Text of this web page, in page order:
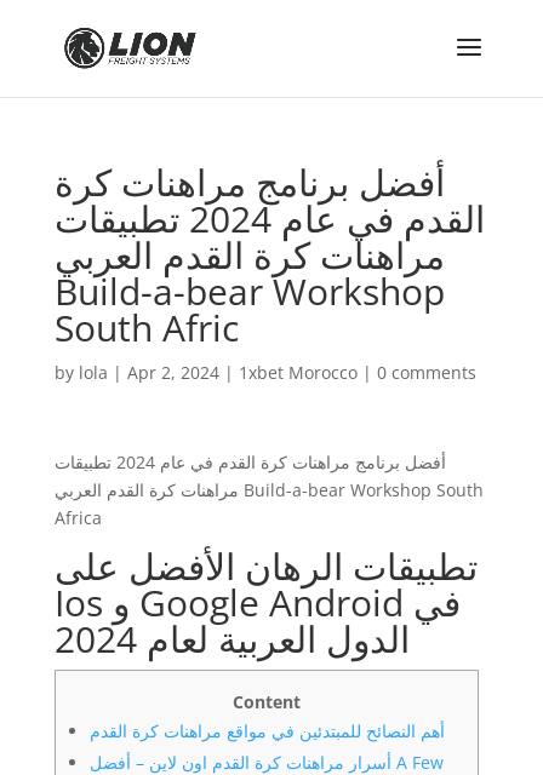
أفضل برنامج مراهنات كرة
القدم في عام 2024 تطبيقات
مراهنات كرة القدم العربي
Build-a-bear Workshop
South Afric
by lola | Apr 2, 2024| 1xbet Morocco| 0 comments
أفضل برنامج مراهنات كرة القدم في عام 2024 تطبيقات
مراهنات كرة القدم العربي Build-a-bear Workshop South
Africa
تطبيقات الرهان الأفضل على
Ios و Google Android في
الدول العربية لعام 2024
Content
أهم النصائح للمبتدئين في مواقع مراهنات كرة القدم
أسرار مراهنات كرة القدم اون لاين – أفضل A Few